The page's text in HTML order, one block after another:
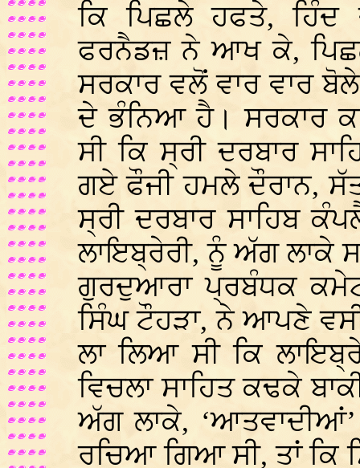
ਕਿ ਪਿਛਲੇ ਹਫਤੇ, ਹਿੰਦ
ਫਰਨੈਡਜ਼ ਨੇ ਆਖ ਕੇ,
ਸਰਕਾਰ ਵਲੋਂ ਵਾਰ ਵਾਰ
ਦੇ ਭੰਨਿਆ ਹੈ। ਸਰਕਾਰ
ਸੀ ਕਿ ਸ੍ਰੀ ਦਰਬਾਰ
ਗਏ ਫੌਜੀ ਹਮਲੇ ਦੌਰਾਨ,
ਸ੍ਰੀ ਦਰਬਾਰ ਸਾਹਿਬ
ਲਾਇਬ੍ਰੇਰੀ, ਨੂੰ ਅੱਗ ਲਾਕੇ
ਗੁਰਦੁਆਰਾ ਪ੍ਰਬੰਧਕ
ਸਿੰਘ ਟੌਹੜਾ, ਨੇ ਆਪਣੇ
ਲਾ ਲਿਆ ਸੀ ਕਿ
ਵਿਚਲਾ ਸਾਹਿਤ ਕਢਕੇ
ਅੱਗ ਲਾਕੇ, ‘ਆਤਵਾਦੀਆਂ’
ਰਚਿਆ ਗਿਆ ਸੀ, ਤਾਂ ਕਿ